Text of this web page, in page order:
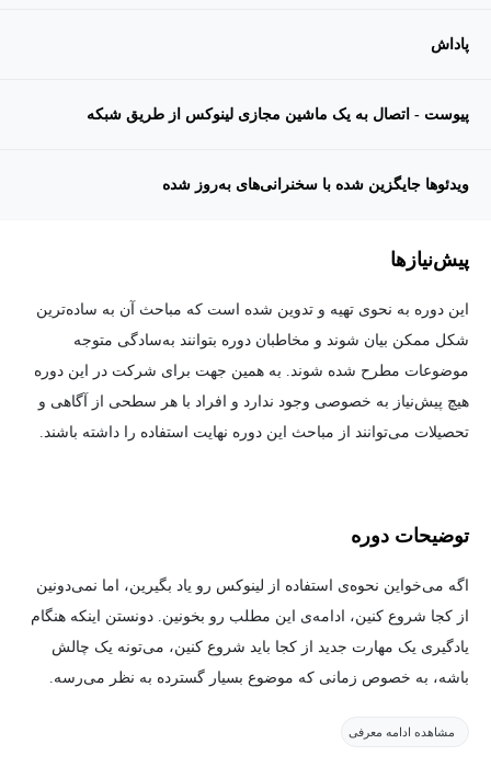
پاداش
پیوست - اتصال به یک ماشین مجازی لینوکس از طریق شبکه
ویدئوها جایگزین شده با سخنرانی‌های به‌روز شده
پیش‌نیاز‌ها
این دوره به نحوی تهیه و تدوین شده است که مباحث آن به ساده‌ترین
شکل ممکن بیان شوند و مخاطبان دوره بتوانند به‌سادگی متوجه
موضوعات مطرح شده شوند. به همین جهت برای شرکت در این دوره
هیچ پیش‌نیاز به خصوصی وجود ندارد و افراد با هر سطحی از آگاهی و
تحصیلات می‌توانند از مباحث این دوره نهایت استفاده را داشته باشند.
توضیحات دوره
اگه می‌خواین نحوه‌ی استفاده از لینوکس رو یاد بگیرین، اما نمی‌دونین
از کجا شروع کنین، ادامه‌ی این مطلب رو بخونین. دونستن اینکه هنگام
یادگیری یک مهارت جدید از کجا باید شروع کنین، می‌تونه یک چالش
باشه، به خصوص زمانی که موضوع بسیار گسترده به نظر می‌رسه.
از کجا شروع کنین.
مشاهده ادامه معرفی